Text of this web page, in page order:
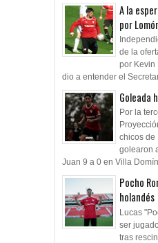
A la
por
de la
por Kevin
dio a entender el
Goleada
Por la
chicos de
golearon
Juan 9 a 0 en Villa
Pocho
holandés
Lucas
ser
tras